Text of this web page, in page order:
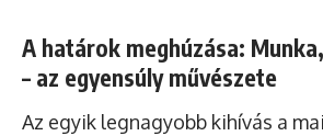
A határok meghúzása:
– az egyensúly művészete
Az egyik legnagyobb kihívás a